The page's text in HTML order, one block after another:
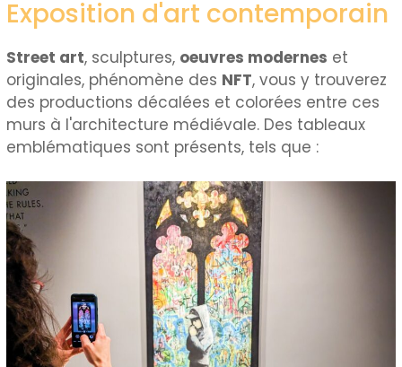
Exposition d'art contemporain
Street art, sculptures, oeuvres modernes et
originales, phénomène des NFT, vous y trouverez
des productions décalées et colorées entre ces
murs à l'architecture médiévale. Des tableaux
emblématiques sont présents, tels que :